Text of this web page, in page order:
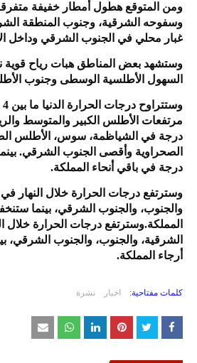
ومن المتوقع هطول أمطار خفيفة
وسفوحه الشرقية، وجنوب المنطقة
غبار محلي في الجنوب الشرقي وداخل
وستشهد بعض المناطق هبات رياح قوية
السهول الأطلسية الوسطى وجنوب
درجة في الشياظمة، سوس، الأطلس
درجة في باقي أنحاء المملكة.
وسترتفع درجات الحرارة خلال النهار
والجنوب، والجنوب الشرقي، بينما
المملكة.وسترتفع درجات الحرارة خلال
الشرقية، والجنوب، والجنوب الشرقي،
أرجاء المملكة.
كلمات مفتاحية: اخبار نشرة